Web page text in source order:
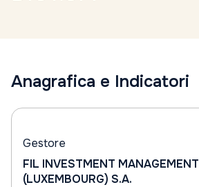
Anagrafica e Indicatori
Gestore
FIL INVESTMENT MANAGEMENT
(LUXEMBOURG) S.A.